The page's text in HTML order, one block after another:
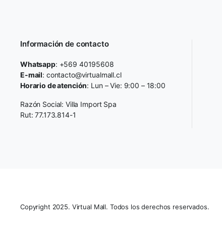
Información de contacto
Whatsapp: +569 40195608
E-mail: contacto@virtualmall.cl
Horario de atención: Lun – Vie: 9:00 – 18:00
Razón Social: Villa Import Spa
Rut: 77.173.814-1
Copyright 2025. Virtual Mall. Todos los derechos reservados.